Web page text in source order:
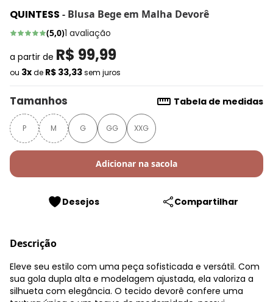
QUINTESS - Blusa Bege em Malha Devorê
(5,0)1 avaliação
a partir de R$ 99,99
ou 3xde R$ 33,33sem juros
Tamanhos Tabela de medidas
P M G GG XXG
Adicionar na sacola
Desejos Compartilhar
Descrição
Eleve seu estilo com uma peça sofisticada e versátil. Com
sua gola dupla alta e modelagem ajustada, ela valoriza a
silhueta com elegância. O tecido devorê confere uma